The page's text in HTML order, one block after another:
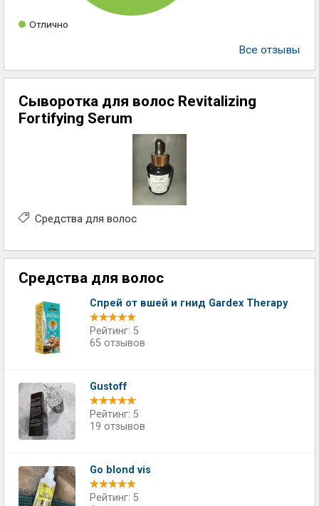
Отлично
Все отзывы
Сыворотка для волос Revitalizing
Fortifying Serum
Средства для волос
Средства для волос
Спрей от вшей и гнид Gardex Therapy
Рейтинг: 5
65 отзывов
Gustoff
Рейтинг: 5
19 отзывов
Go blond vis
Рейтинг: 5